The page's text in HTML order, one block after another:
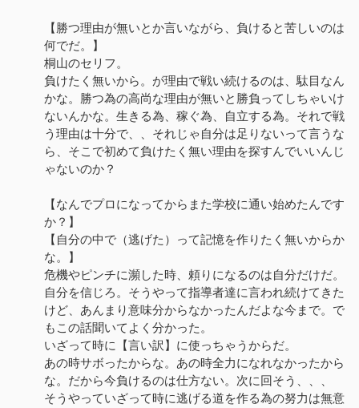
【勝つ理由が無いとか言いながら、負けると苦しいのは
何でだ。】
桐山のセリフ。
負けたく無いから。が理由で戦い続けるのは、駄目なん
かな。勝つ為の高尚な理由が無いと勝負ってしちゃいけ
ないんかな。生きる為、稼ぐ為、自立する為。それで戦
う理由は十分で、、それじゃ自分は足りないって言うな
ら、そこで初めて負けたく無い理由を探すんでいいんじ
ゃないのか？
【なんでプロになってからまた学校に通い始めたんです
か？】
【自分の中で（逃げた）って記憶を作りたく無いからか
な。】
危機やピンチに瀕した時、頼りになるのは自分だけだ。
自分を信じろ。そうやって指導者達に言われ続けてきた
けど、あんまり意味分からなかったんだよな今まで。で
もこの話聞いてよく分かった。
いざって時に【言い訳】に使っちゃうからだ。
あの時サボったからな。あの時全力になれなかったから
な。だから今負けるのは仕方ない。次に回そう、、、
そうやっていざって時に逃げる道を作る為の努力は無意